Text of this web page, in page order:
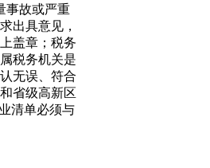
事故或严重
出具意见，
盖章；税务
税务机关是
无误、符合
省级高新区
清单必须与